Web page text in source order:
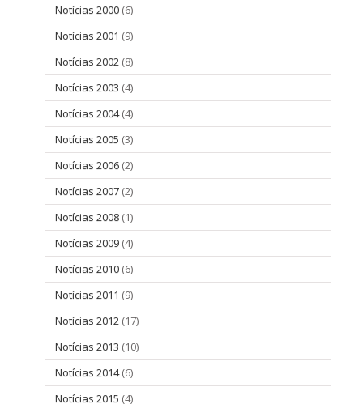
Notícias 2000 (6)
Notícias 2001 (9)
Notícias 2002 (8)
Notícias 2003 (4)
Notícias 2004(4)
Notícias 2005 (3)
Notícias 2006 (2)
Notícias 2007 (2)
Notícias 2008 (1)
Notícias 2009 (4)
Notícias 2010 (6)
Notícias 2011 (9)
Notícias 2012 (17)
Notícias 2013 (10)
Notícias 2014(6)
Notícias 2015 (4)